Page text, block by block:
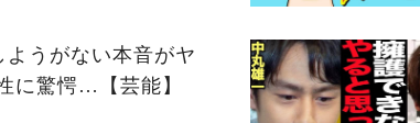
うがない本音がヤ
に驚愕…【芸能】